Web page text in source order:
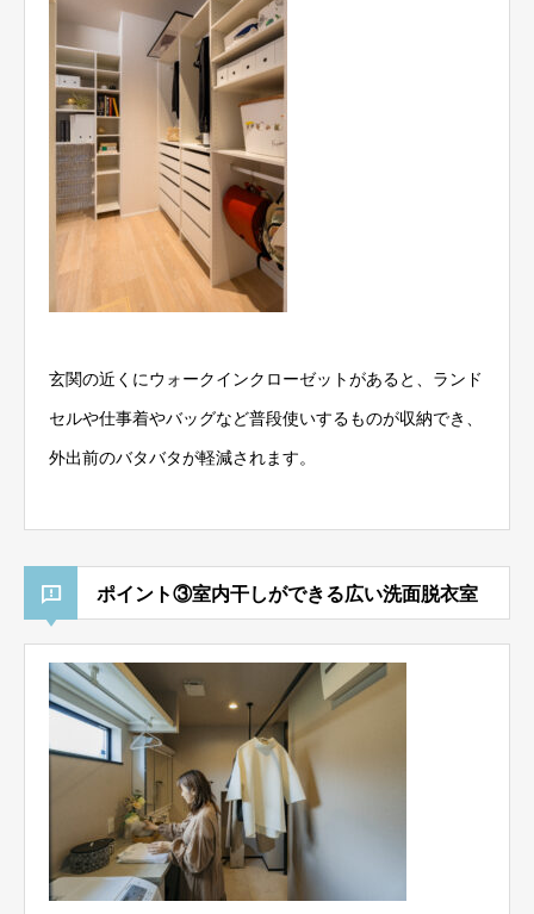
玄関の近くにウォークインクローゼットがあると、ランド
セルや仕事着やバッグなど普段使いするものが収納でき、
外出前のバタバタが軽減されます。
ポイント③室内干しができる広い洗面脱衣室